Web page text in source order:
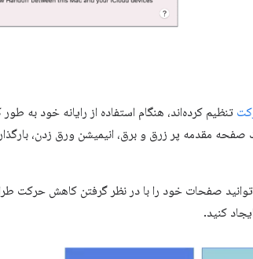
تنظیم کرده‌اند، هنگام استفاده از رایانه خود به
یک صفحه مقدمه پر زرق و برق، انیمیشن ورق زدن،
صفحات خود را با در نظر گرفتن کاهش حرکت
کنید.